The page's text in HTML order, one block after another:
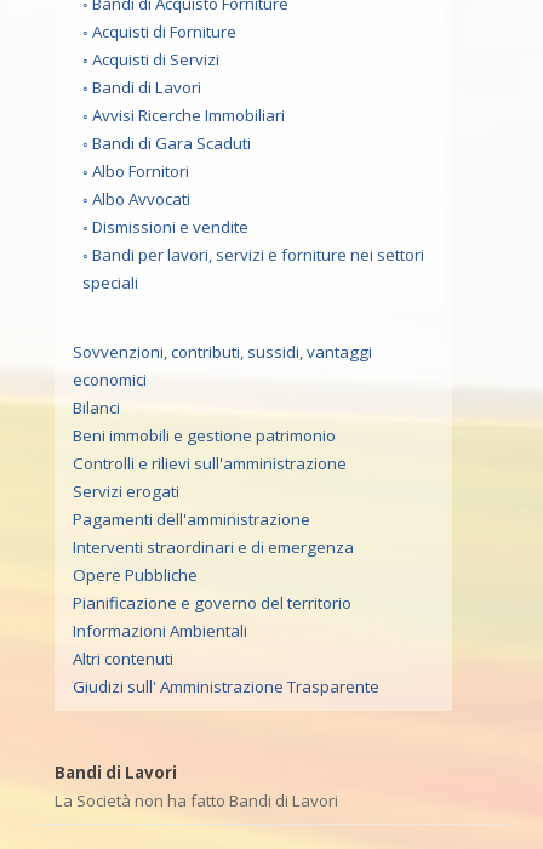
Acquisti di Forniture
Acquisti di Servizi
Bandi di Lavori
Avvisi Ricerche Immobiliari
Bandi di Gara Scaduti
Albo Fornitori
Albo Avvocati
Dismissioni e vendite
Bandi per lavori, servizi e forniture nei settori
speciali
Sovvenzioni, contributi, sussidi, vantaggi
economici
Bilanci
Beni immobili e gestione patrimonio
Controlli e rilievi sull'amministrazione
Servizi erogati
Pagamenti dell'amministrazione
Interventi straordinari e di emergenza
Opere Pubbliche
Pianificazione e governo del territorio
Informazioni Ambientali
Altri contenuti
Giudizi sull' Amministrazione Trasparente
Bandi di Lavori
La Società non ha fatto Bandi di Lavori